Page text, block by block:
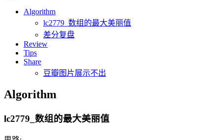
Algorithm
lc2779_数组的最大美丽值
差分复盘
Review
Tips
Share
豆瓣图片展示不出
Algorithm
lc2779_数组的最大美丽值